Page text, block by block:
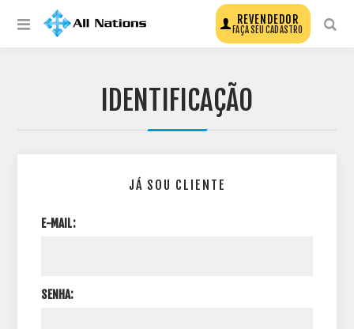
REVENDEDOR
FAÇA SEU CADASTRO
IDENTIFICAÇÃO
JÁ SOU CLIENTE
E-MAIL:
SENHA: